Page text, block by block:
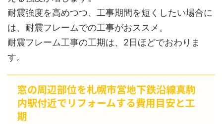
耐震強度を高めつつ、工事期間を短くしたい場合に
は、耐震フレームでの工事がおススメ。
耐震フレーム工事の工期は、2日ほどでおわりま
す。
窓の周辺部位を札幌市営地下鉄沿線真駒
内駅付近でリフォームする費用目安と工
期